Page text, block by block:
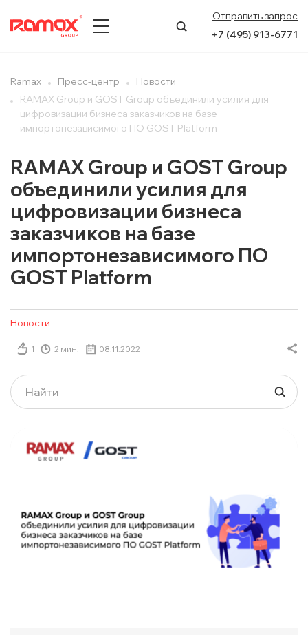
Отправить запрос
+7 (495) 913-6771
ПРЕСС-ЦЕНТР
УСЛУГИ
КЕЙСЫ
Ramax Пресс-центр
Новости
RAMAX Group и GOST Group объединили усилия для
цифровизации бизнеса заказчиков на базе
импортонезависимого ПО GOST Platform
RAMAX Group и GOST Group
объединили усилия для
цифровизации бизнеса
заказчиков на базе
импортонезависимого ПО
GOST Platform
Новости
1 2 мин. 08.11.2022